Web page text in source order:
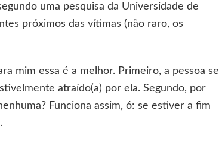
uma pesquisa da Universidade de
próximos das vítimas (não raro, os
mim essa é a melhor. Primeiro, a pessoa se
atraído(a) por ela. Segundo, por
Funciona assim, ó: se estiver a fim